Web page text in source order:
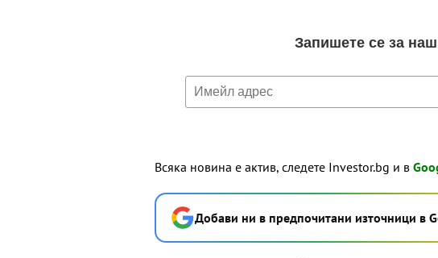
Всяка новина е актив, следете Investor.bg и в
Добави ни в предпочитани източници в